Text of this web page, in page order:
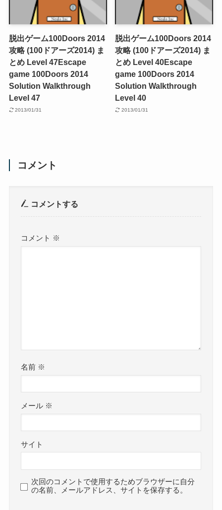
脱出ゲーム100Doors 2014
攻略 (100ドアーズ2014) ま
とめ Level 47Escape
game 100Doors 2014
Solution Walkthrough
Level 47
2013/01/31
脱出ゲーム100Doors 2014
攻略 (100ドアーズ2014) ま
とめ Level 40Escape
game 100Doors 2014
Solution Walkthrough
Level 40
2013/01/31
コメント
コメントする
コメント ※
名前 ※
メール ※
サイト
次回のコメントで使用するためブラウザーに自分
の名前、メールアドレス、サイトを保存する。